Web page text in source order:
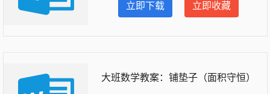
立即下载 立即收藏
大班数学教案：铺垫子（面积守恒）